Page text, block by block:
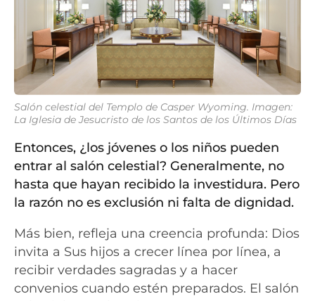
Salón celestial del Templo de Casper Wyoming. Imagen:
La Iglesia de Jesucristo de los Santos de los Últimos Días
Entonces, ¿los jóvenes o los niños pueden
entrar al salón celestial? Generalmente, no
hasta que hayan recibido la investidura. Pero
la razón no es exclusión ni falta de dignidad.
Más bien, refleja una creencia profunda: Dios
invita a Sus hijos a crecer línea por línea, a
recibir verdades sagradas y a hacer
convenios cuando estén preparados. El salón